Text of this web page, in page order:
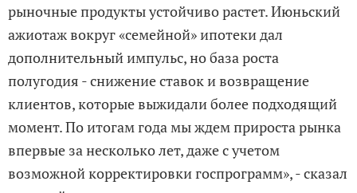
рыночные продукты устойчиво растет. Июньский
ажиотаж вокруг «семейной» ипотеки дал
дополнительный импульс, но база роста
полугодия - снижение ставок и возвращение
клиентов, которые выжидали более подходящий
момент. По итогам года мы ждем прироста рынка
впервые за несколько лет, даже с учетом
возможной корректировки госпрограмм», - сказал